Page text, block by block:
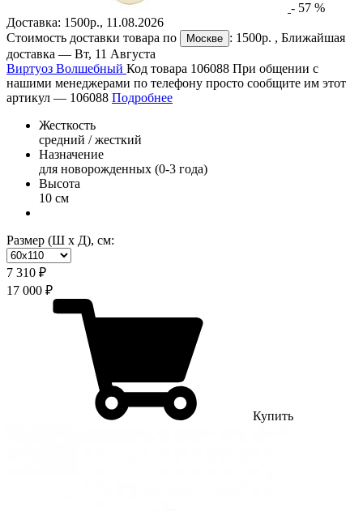
- 57 %
Доставка: 1500р., 11.08.2026
Стоимость доставки товара по
Москве : 1500р. , Ближайшая
доставка — Вт, 11 Августа
Виртуоз Волшебный Код товара 106088 При общении с
нашими менеджерами по телефону просто сообщите им этот
артикул — 106088 Подробнее
Жесткость
средний / жесткий
Назначение
для новорожденных (0-3 года)
Высота
10 см
Размер (Ш х Д), см:
7 310 ₽
17 000 ₽
Купить